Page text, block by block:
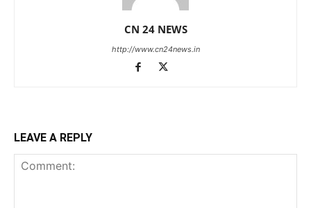
CN 24 NEWS
http://www.cn24news.in
LEAVE A REPLY